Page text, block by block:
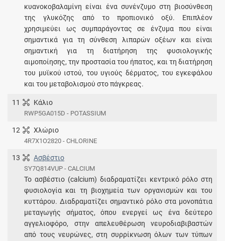
κυανοκοβαλαμίνη είναι ένα συνένζυμο στη βιοσύνθεση
της γλυκόζης από το προπιονικό οξύ. Επιπλέον
χρησιμεύει ως συμπαράγοντας σε ένζυμα που είναι
σημαντικά για τη σύνθεση λιπαρών οξέων και είναι
σημαντική για τη διατήρηση της φυσιολογικής
αιμοποίησης, την προστασία του ήπατος, και τη διατήρηση
του μυϊκού ιστού, του υγιούς δέρματος, του εγκεφάλου
και του μεταβολισμού στο πάγκρεας.
11 Κάλιο
RWP5GA015D - POTASSIUM
12 Χλώριο
4R7X1O2820 - CHLORINE
13 Ασβέστιο
SY7Q814VUP - CALCIUM
Το ασβέστιο (calcium) διαδραματίζει κεντρικό ρόλο στη
φυσιολογία και τη βιοχημεία των οργανισμών και του
κυττάρου. Διαδραματίζει σημαντικό ρόλο στα μονοπάτια
μεταγωγής σήματος, όπου ενεργεί ως ένα δεύτερο
αγγελιοφόρο, στην απελευθέρωση νευροδιαβιβαστών
από τους νευρώνες, στη συρρίκνωση όλων των τύπων